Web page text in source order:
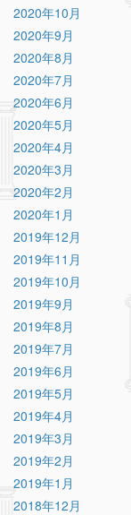
2020年10月
2020年9月
2020年8月
2020年7月
2020年6月
2020年5月
2020年4月
2020年3月
2020年2月
2020年1月
2019年12月
2019年11月
2019年10月
2019年9月
2019年8月
2019年7月
2019年6月
2019年5月
2019年4月
2019年3月
2019年2月
2019年1月
2018年12月